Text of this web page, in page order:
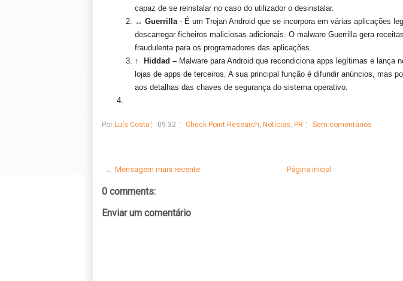
capaz de se reinstalar no caso do utilizador o desinstalar.
↔ Guerrilla - É um Trojan Android que se incorpora em várias aplicações
descarregar ficheiros maliciosas adicionais. O malware Guerrilla gera
fraudulenta para os programadores das aplicações.
↑ Hiddad –Malware para Android que recondiciona apps legítimas e lança
lojas de apps de terceiros. A sua principal função é difundir anúncios, mas
aos detalhas das chaves de segurança do sistema operativo.
Por Luís Costa 09:32 Check Point Research, Notícias, PR Sem comentários
← Mensagem mais recente Página inicial
0 comments:
Enviar um comentário